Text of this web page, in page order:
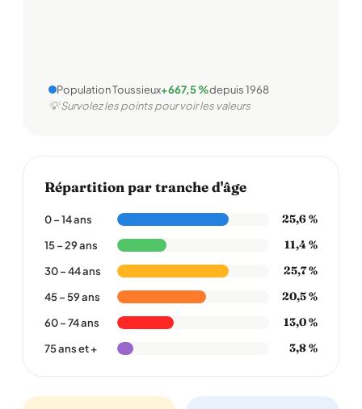
Population Toussieux+667,5 %depuis 1968
💡 Survolez les points pour voir les valeurs
Répartition par tranche d'âge
0 – 14 ans 25,6 %
15 – 29 ans 11,4 %
30 – 44 ans 25,7 %
45 – 59 ans 20,5 %
60 – 74 ans 13,0 %
75 ans et + 3,8 %